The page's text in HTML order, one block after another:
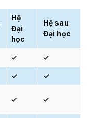
Hệ
Đại
học
Hệ sau
Đại học
✓ ✓
✓ ✓
✓ ✓